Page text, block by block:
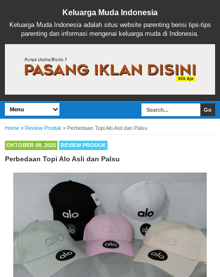
Keluarga Muda Indonesia
Keluarga Muda Indonesia adalah situs website parenting berisi tips-tips
parenting dan informasi mengenai keluarga muda di Indonesia.
Home » Review Produk » Perbedaan Topi Alo Asli dan Palsu
OKTOBER 08, 2025 REVIEW PRODUK
Perbedaan Topi Alo Asli dan Palsu